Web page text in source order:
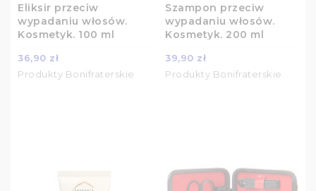
Eliksir przeciw
wypadaniu włosów.
Kosmetyk. 100 ml
36,90 zł
Produkty Bonifraterskie
Szampon przeciw
wypadaniu włosów.
Kosmetyk. 200 ml
39,90 zł
Produkty Bonifraterskie